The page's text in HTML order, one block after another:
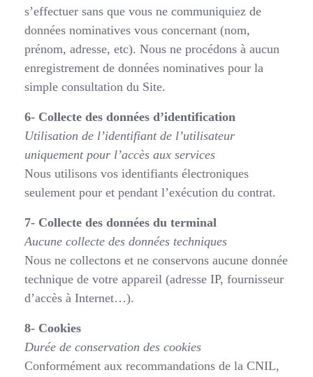
s’effectuer sans que vous ne communiquiez de
données nominatives vous concernant (nom,
prénom, adresse, etc). Nous ne procédons à aucun
enregistrement de données nominatives pour la
simple consultation du Site.
6- Collecte des données d’identification
Utilisation de l’identifiant de l’utilisateur
uniquement pour l’accès aux services
Nous utilisons vos identifiants électroniques
seulement pour et pendant l’exécution du contrat.
7- Collecte des données du terminal
Aucune collecte des données techniques
Nous ne collectons et ne conservons aucune donnée
technique de votre appareil (adresse IP, fournisseur
d’accès à Internet…).
8- Cookies
Durée de conservation des cookies
Conformément aux recommandations de la CNIL,